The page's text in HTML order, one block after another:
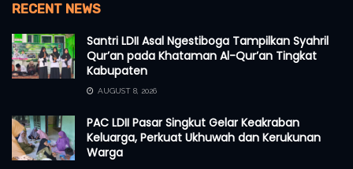
RECENT NEWS
Santri LDII Asal Ngestiboga Tampilkan Syahril
Qur’an pada Khataman Al-Qur’an Tingkat
Kabupaten
AUGUST 8, 2026
PAC LDII Pasar Singkut Gelar Keakraban
Keluarga, Perkuat Ukhuwah dan Kerukunan
Warga